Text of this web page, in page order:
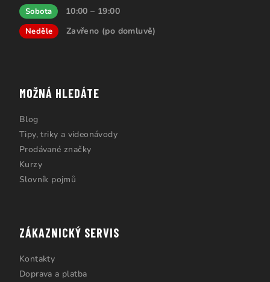
Sobota 10:00 – 19:00
Neděle Zavřeno (po domluvě)
MOŽNÁ HLEDÁTE
Blog
Tipy, triky a videonávody
Prodávané značky
Kurzy
Slovník pojmů
ZÁKAZNICKÝ SERVIS
Kontakty
Doprava a platba